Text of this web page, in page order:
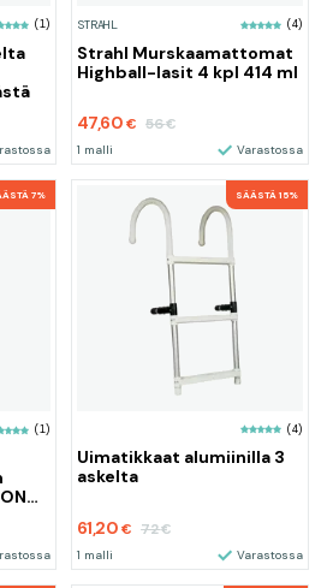
(1) STRAHL (4)
Strahl Murskaamattomat
Highball-lasit 4 kpl 414 ml
47,60 € 56€
1 malli Varastossa
7%
(1)
SÄÄSTÄ 15%
(4)
Uimatikkaat alumiinilla 3
askelta
61,20 € 72€
1 malli Varastossa